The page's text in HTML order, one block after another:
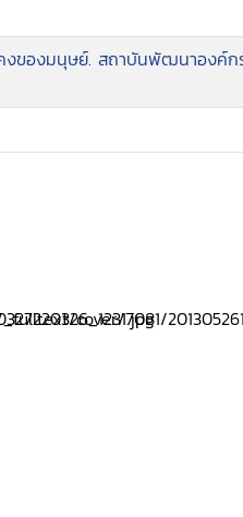
งของมนุษย์. สถาบันพัฒนาองค์